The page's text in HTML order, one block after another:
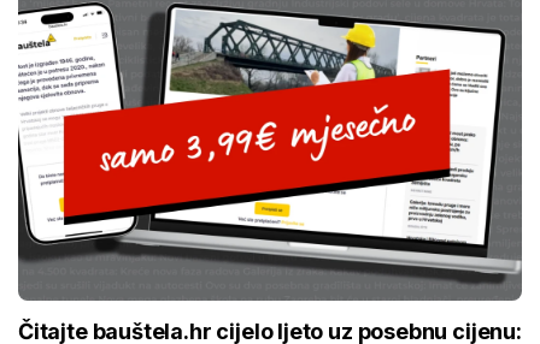
Čitajte bauštela.hr cijelo ljeto uz posebnu cijenu: